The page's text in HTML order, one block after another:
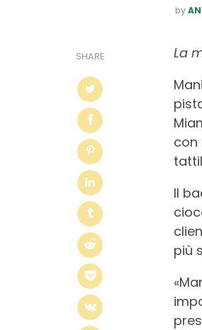
BY
by
SHARE
La
con
Il
più